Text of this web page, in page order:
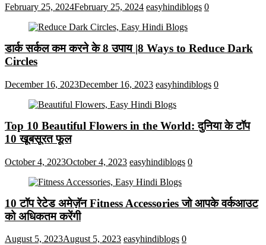
February 25, 2024February 25, 2024 easyhindiblogs 0
डार्क सर्कल कम करने के 8 उपाय |8 Ways to Reduce Dark
Circles
December 16, 2023December 16, 2023 easyhindiblogs 0
Top 10 Beautiful Flowers in the World: दुनिया के टॉप
10 खूबसूरत फूल
October 4, 2023October 4, 2023 easyhindiblogs 0
10 टॉप रेटेड अमेज़ॅन Fitness Accessories जो आपके वर्कआउट
को अधिकतम करेंगी
August 5, 2023August 5, 2023 easyhindiblogs 0